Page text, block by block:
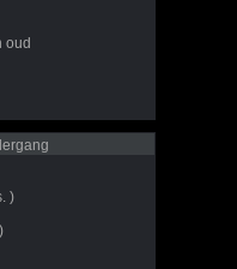
oud
)